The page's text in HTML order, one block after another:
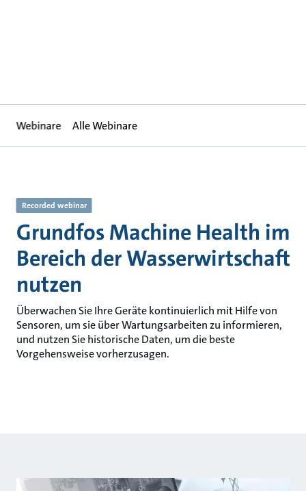
Webinare Alle Webinare
Recorded webinar
Grundfos Machine Health im
Bereich der Wasserwirtschaft
nutzen
Überwachen Sie Ihre Geräte kontinuierlich mit Hilfe von
Sensoren, um sie über Wartungsarbeiten zu informieren,
und nutzen Sie historische Daten, um die beste
Vorgehensweise vorherzusagen.